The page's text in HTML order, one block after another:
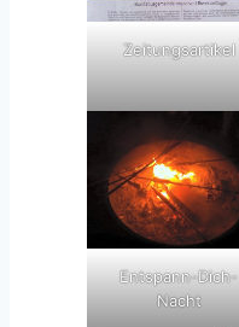
Zeitungsartikel
Entspann-Dich-
Nacht